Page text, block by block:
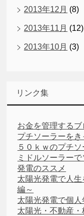
2013年12月 (8)
2013年11月 (12)
2013年10月 (3)
リンク集
お金を管理するブ
プチソーラーをき
５０ｋｗのプチ
ミドルソーラー
発電のススメ
太陽光発電で人
編～
太陽光発電で個人
太陽光・不動産